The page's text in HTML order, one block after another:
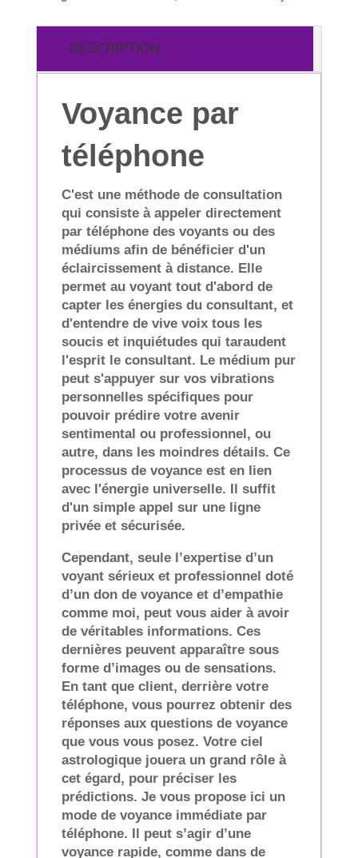
DESCRIPTION
Voyance par
téléphone
C'est une méthode de consultation
qui consiste à appeler directement
par téléphone des voyants ou des
médiums afin de bénéficier d'un
éclaircissement à distance. Elle
permet au voyant tout d'abord de
capter les énergies du consultant, et
d'entendre de vive voix tous les
soucis et inquiétudes qui taraudent
l'esprit le consultant. Le médium pur
peut s'appuyer sur vos vibrations
personnelles spécifiques pour
pouvoir prédire votre avenir
sentimental ou professionnel, ou
autre, dans les moindres détails. Ce
processus de voyance est en lien
avec l'énergie universelle. Il suffit
d'un simple appel sur une ligne
privée et sécurisée.
Cependant, seule l’expertise d’un
voyant sérieux et professionnel doté
d’un don de voyance et d’empathie
comme moi, peut vous aider à avoir
de véritables informations. Ces
dernières peuvent apparaître sous
forme d’images ou de sensations.
En tant que client, derrière votre
téléphone, vous pourrez obtenir des
réponses aux questions de voyance
que vous vous posez. Votre ciel
astrologique jouera un grand rôle à
cet égard, pour préciser les
prédictions. Je vous propose ici un
mode de voyance immédiate par
téléphone. Il peut s’agir d’une
voyance rapide, comme dans de